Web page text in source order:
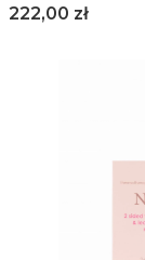
Cena
222,00 zł